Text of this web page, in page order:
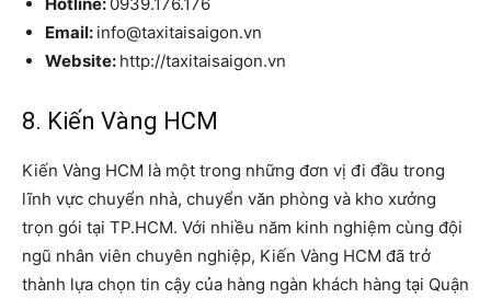
Email: info@taxitaisaigon.vn
Website: http://taxitaisaigon.vn
8. Kiến Vàng HCM
Kiến Vàng HCM là một trong những đơn vị đi đầu trong
lĩnh vực chuyển nhà, chuyển văn phòng và kho xưởng
trọn gói tại TP.HCM. Với nhiều năm kinh nghiệm cùng đội
ngũ nhân viên chuyên nghiệp, Kiến Vàng HCM đã trở
thành lựa chọn tin cậy của hàng ngàn khách hàng tại Quận